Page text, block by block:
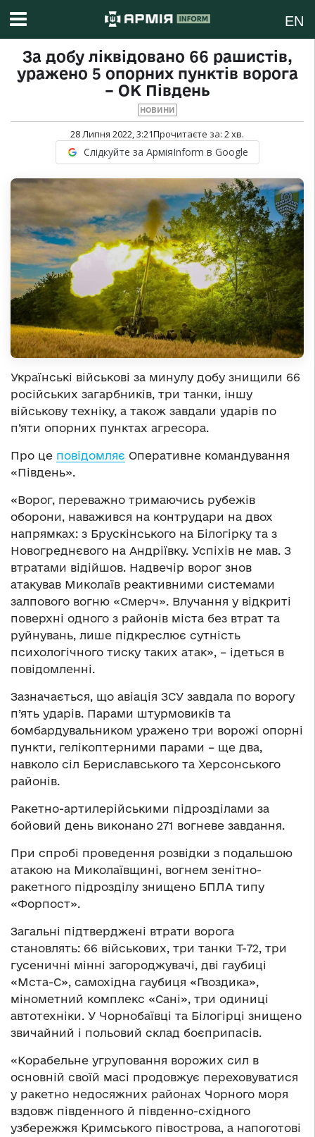
EN
За добу ліквідовано 66 рашистів,
уражено 5 опорних пунктів ворога
– ОК Південь
НОВИНИ
28 Липня 2022, 3:21Прочитаєте за: 2хв.
Слідкуйте за АрміяInform в Google
Українські військові за минулу добу знищили 66
російських загарбників, три танки, іншу
військову техніку, а також завдали ударів по
п’яти опорних пунктах агресора.
Про це повідомляє Оперативне командування
«Південь».
«Ворог, переважно тримаючись рубежів
оборони, наважився на контрудари на двох
напрямках: з Брускінського на Білогірку та з
Новогреднєвого на Андріївку. Успіхів не мав. З
втратами відійшов. Надвечір ворог знов
атакував Миколаїв реактивними системами
залпового вогню «Смерч». Влучання у відкриті
поверхні одного з районів міста без втрат та
руйнувань, лише підкреслює сутність
психологічного тиску таких атак», – ідеться в
повідомленні.
Зазначається, що авіація ЗСУ завдала по ворогу
п’ять ударів. Парами штурмовиків та
бомбардувальником уражено три ворожі опорні
пункти, гелікоптерними парами – ще два,
навколо сіл Бериславського та Херсонського
районів.
Ракетно-артилерійськими підрозділами за
бойовий день виконано 271 вогневе завдання.
При спробі проведення розвідки з подальшою
атакою на Миколаївщині, вогнем зенітно-
ракетного підрозділу знищено БПЛА типу
«Форпост».
Загальні підтверджені втрати ворога
становлять: 66 військових, три танки Т-72, три
гусеничні мінні загороджувачі, дві гаубиці
«Мста-С», самохідна гаубиця «Гвоздика»,
мінометний комплекс «Сані», три одиниці
автотехніки. У Чорнобаївці та Білогірці знищено
звичайний і польовий склад боєприпасів.
«Корабельне угруповання ворожих сил в
основній своїй масі продовжує переховуватися
у ракетно недосяжних районах Чорного моря
вздовж південного й південно-східного
узбережжя Кримського півострова, а напоготові